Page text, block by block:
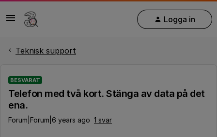
Logga in
Teknisk support
BESVARAT
Telefon med två kort. Stänga av data på det
ena.
Forum|Forum|6 years ago 1 svar